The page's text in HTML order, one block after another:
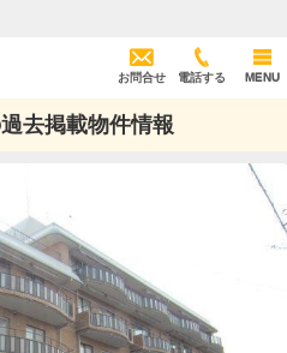
お問合せ 電話する MENU
去掲載物件情報